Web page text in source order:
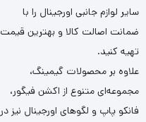
سایر لوازم جانبی اورجینال را با
ضمانت اصالت کالا و بهترین قیمت
تهیه کنید.
علاوه بر محصولات گیمینگ،
مجموعه‌ای متنوع از اکشن فیگور،
فانکو پاپ و لگوهای اورجینال نیز در